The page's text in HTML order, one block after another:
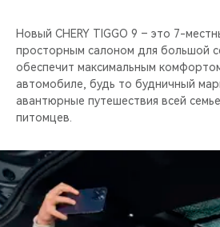
Новый CHERY TIGGO 9 – это 7-
просторным салоном для большой
обеспечит максимальным
автомобиле, будь то будничный
авантюрные путешествия всей
питомцев.